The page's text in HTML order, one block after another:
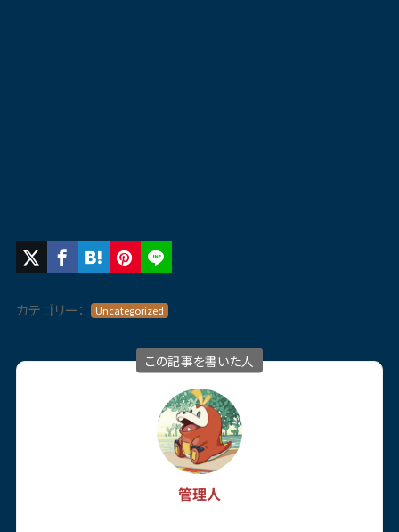
カテゴリー： Uncategorized
この記事を書いた人
管理人